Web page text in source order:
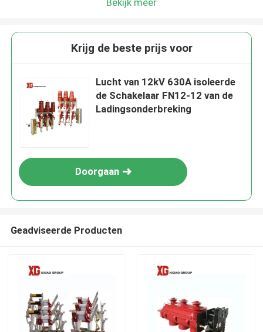
Krijg de beste prijs voor
Lucht van 12kV 630A isoleerde
de Schakelaar FN12-12 van de
Ladingsonderbreking
Doorgaan
Geadviseerde Producten